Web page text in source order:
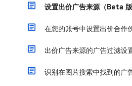
设置出价广告来源（Beta 版
在您的账号中设置出价合作
出价广告来源的广告过滤设
识别在图片搜索中找到的广